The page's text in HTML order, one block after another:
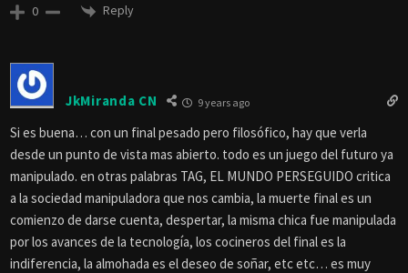
0 Reply
JkMiranda CN 9 years ago
Si es buena… con un final pesado pero filosófico, hay que verla
desde un punto de vista mas abierto. todo es un juego del futuro ya
manipulado. en otras palabras TAG, EL MUNDO PERSEGUIDO critica
a la sociedad manipuladora que nos cambia, la muerte final es un
comienzo de darse cuenta, despertar, la misma chica fue manipulada
por los avances de la tecnología, los cocineros del final es la
indiferencia, la almohada es el deseo de soñar, etc etc… es muy